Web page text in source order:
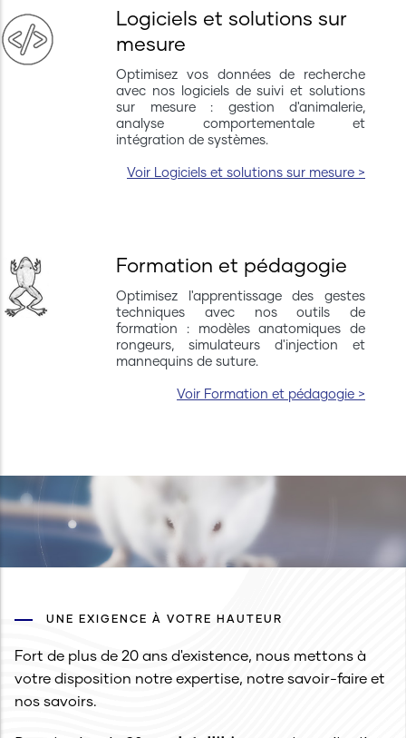
Logiciels et solutions sur
mesure
Optimisez vos données de recherche
avec nos logiciels de suivi et solutions
sur mesure : gestion d'animalerie,
analyse comportementale et
intégration de systèmes.
Voir Logiciels et solutions sur mesure >
Formation et pédagogie
Optimisez l'apprentissage des gestes
techniques avec nos outils de
formation : modèles anatomiques de
rongeurs, simulateurs d'injection et
mannequins de suture.
Voir Formation et pédagogie >
UNE EXIGENCE À VOTRE HAUTEUR
Fort de plus de 20 ans d'existence, nous mettons à
votre disposition notre expertise, notre savoir-faire et
nos savoirs.